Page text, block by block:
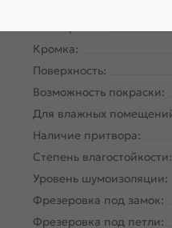
Кромка:
Поверхность:
Возможность покраски:
Для влажных
Наличие притвора:
Степень влагостойкости:
Уровень шумоизоляции:
Фрезеровка под замок:
Фрезеровка под петли: